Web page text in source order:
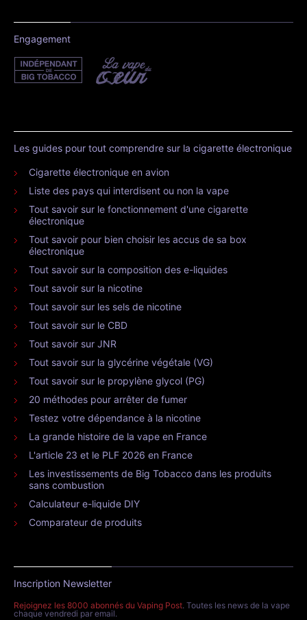
Engagement
Les guides pour tout comprendre sur la cigarette électronique
Cigarette électronique en avion
Liste des pays qui interdisent ou non la vape
Tout savoir sur le fonctionnement d'une cigarette
électronique
Tout savoir pour bien choisir les accus de sa box
électronique
Tout savoir sur la composition des e-liquides
Tout savoir sur la nicotine
Tout savoir sur les sels de nicotine
Tout savoir sur le CBD
Tout savoir sur JNR
Tout savoir sur la glycérine végétale (VG)
Tout savoir sur le propylène glycol (PG)
20 méthodes pour arrêter de fumer
Testez votre dépendance à la nicotine
La grande histoire de la vape en France
L'article 23 et le PLF 2026 en France
Les investissements de Big Tobacco dans les produits
sans combustion
Calculateur e-liquide DIY
Comparateur de produits
Inscription Newsletter
Rejoignez les 8000 abonnés du Vaping Post. Toutes les news de la vape
chaque vendredi par email.